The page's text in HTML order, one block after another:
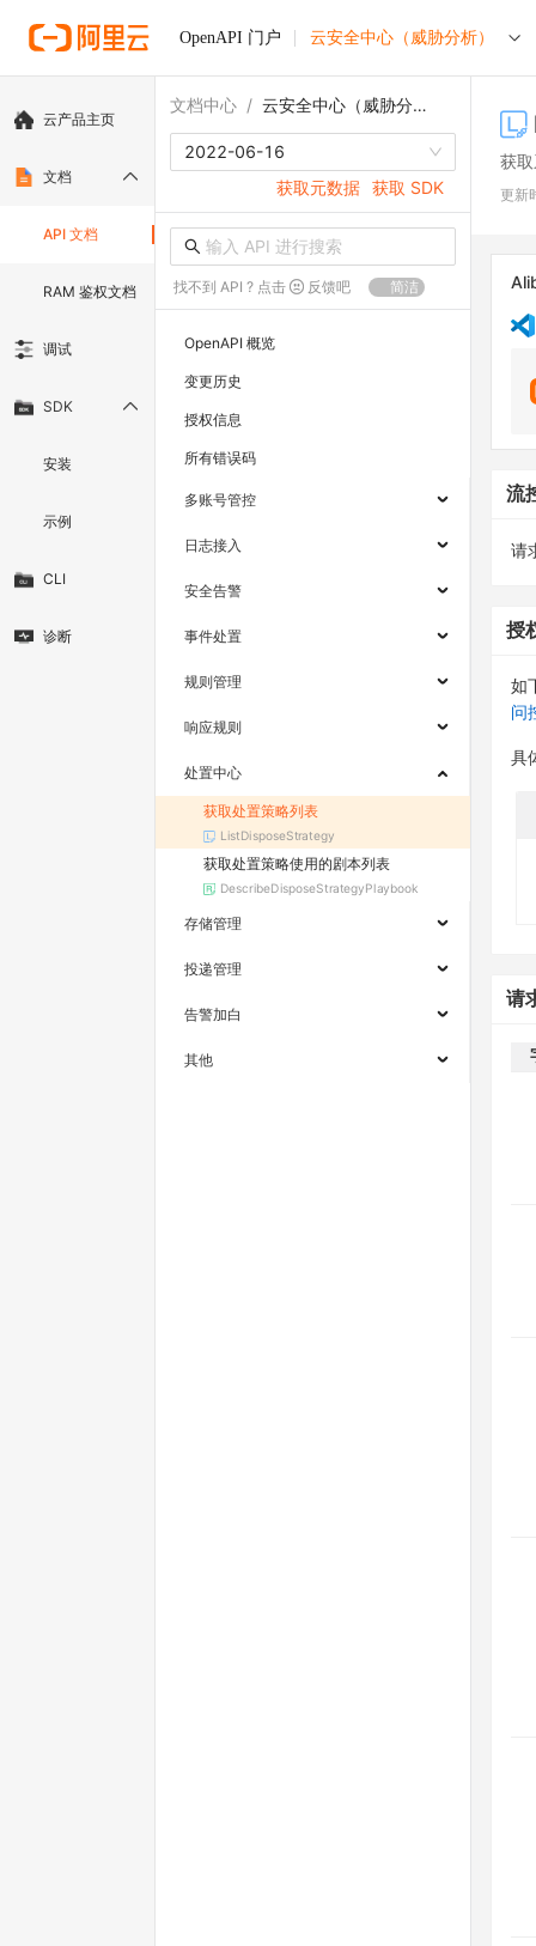
OpenAPI 门户 云安全中心（威胁分析）
云产品主页
文档
API 文档
RAM 鉴权文档
调试
SDK
安装
示例
CLI
诊断
文档中心 / 云安全中心（威胁分析）
2022-06-16
获取元数据 获取 SDK
找不到 API ? 点击 反馈吧 简洁
OpenAPI 概览
变更历史
授权信息
所有错误码
多账号管控
日志接入
安全告警
事件处置
规则管理
响应规则
处置中心
获取处置策略列表
ListDisposeStrategy
获取处置策略使用的剧本列表
DescribeDisposeStrategyPlaybook
存储管理
投递管理
告警加白
其他
获
更新
流
请
授
如
问
具
请